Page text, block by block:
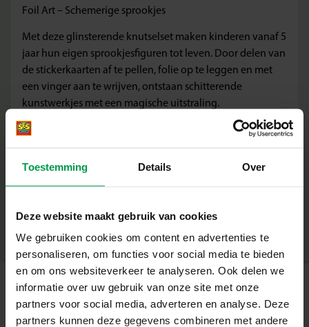
Toestemming Details Over
Deze website maakt gebruik van cookies
We gebruiken cookies om content en advertenties te
personaliseren, om functies voor social media te bieden
en om ons websiteverkeer te analyseren. Ook delen we
informatie over uw gebruik van onze site met onze
partners voor social media, adverteren en analyse. Deze
partners kunnen deze gegevens combineren met andere
Foil Art – Schemerige sprookjes
Met deze glinsterende knutselset maken kinderen vanaf 5
jaar hun eigen sprookjesfiguren tot leven. Door delen van
de stickerkaarten af te pellen, folie op te leggen en met
een vinger aan te wrijven, ontstaan schitterende
kunstwerkjes met een magische uitstraling.
Wat deze set geweldig maakt
folie.
effect.
Geen geknoei: peel off, rub on.
Altijd een prachtig eindresultaat dankzij voorgedrukte
vlakken.
Geen extra tools nodig, alleen je vingers.
+
Productnummer
14302
Deel dit product
Gerelateerde producten